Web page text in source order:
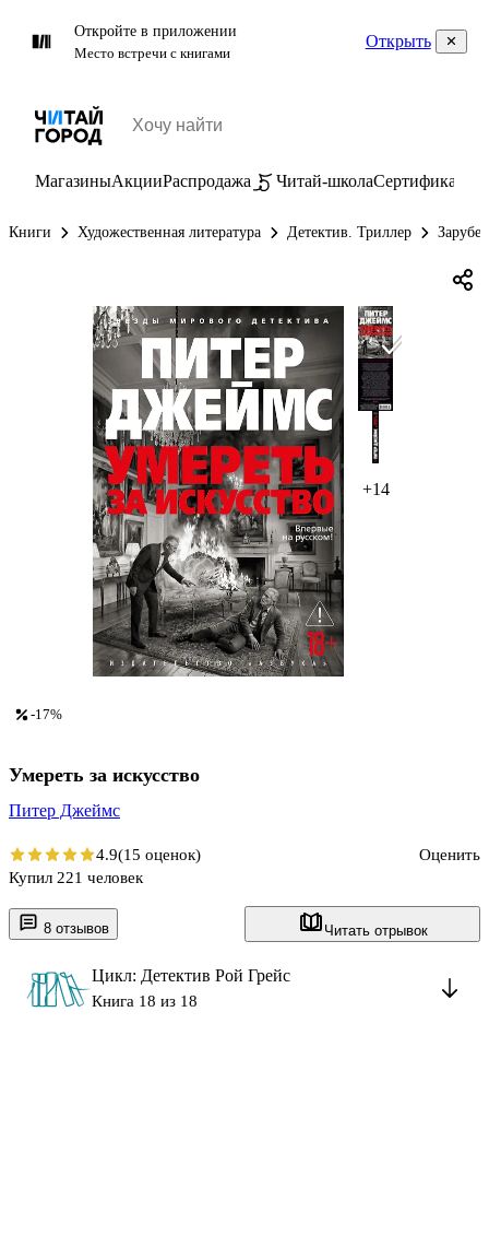
Откройте в приложении
Место встречи с книгами
Открыть
МагазиныАкцииРаспродажа Читай-школаСертификаты
Книги Художественная литература Детектив. Триллер
+14
8 отзывов Читать отрывок
Цикл: Детектив Рой Грейс
Книга 18 из 18
-17%
Умереть за искусство
Питер Джеймс
4.9(15 оценок)
Оценить
Купил 221 человек